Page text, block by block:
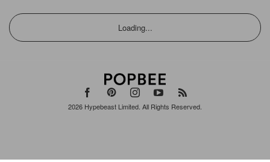
Loading...
2026 Hypebeast Limited . All Rights Reserved.